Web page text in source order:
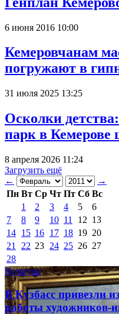
6 июня 2016 10:00
Кемеровчанам
погружают в
31 июля 2025 13:25
Осколки
парк в Кемерове
8 апреля 2026 11:24
Загрузить ещё
←
→
Пн Вт Ср Чт Пт Сб Вс
1
2 3 4 5
6
7
8 9 10 11 12 13
14 15 16 17 18 19 20
21
22 23 24 25 26 27
28
Культура
В Кузбасс привезли
работы художников-